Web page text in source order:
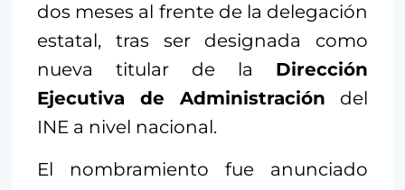
dos meses al frente de la delegación
estatal, tras ser designada como
nueva titular de la Dirección
Ejecutiva de Administración del
INE a nivel nacional.
El nombramiento fue anunciado